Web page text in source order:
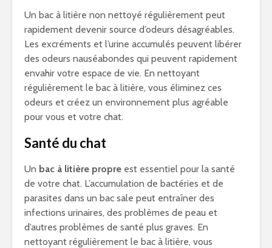
Un bac à litière non nettoyé régulièrement peut
rapidement devenir source d’odeurs désagréables.
Les excréments et l’urine accumulés peuvent libérer
des odeurs nauséabondes qui peuvent rapidement
envahir votre espace de vie. En nettoyant
régulièrement le bac à litière, vous éliminez ces
odeurs et créez un environnement plus agréable
pour vous et votre chat.
Santé du chat
Un bac à litière propre est essentiel pour la santé
de votre chat. L’accumulation de bactéries et de
parasites dans un bac sale peut entraîner des
infections urinaires, des problèmes de peau et
d’autres problèmes de santé plus graves. En
nettoyant régulièrement le bac à litière, vous